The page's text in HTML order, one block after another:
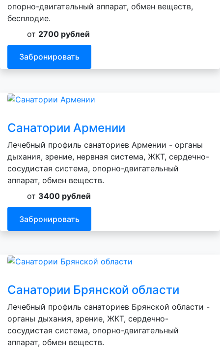
опорно-двигательный аппарат, обмен веществ,
бесплодие.
от 2700 рублей
Забронировать
Санатории Армении
Лечебный профиль санаториев Армении - органы
дыхания, зрение, нервная система, ЖКТ, сердечно-
сосудистая система, опорно-двигательный
аппарат, обмен веществ.
от 3400 рублей
Забронировать
Санатории Брянской области
Лечебный профиль санаториев Брянской области -
органы дыхания, зрение, ЖКТ, сердечно-
сосудистая система, опорно-двигательный
аппарат, обмен веществ.